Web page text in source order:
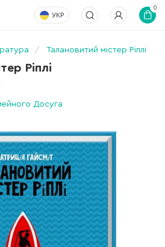
УКР
0
Талановитий містер Ріплі
Ріплі
Досуга